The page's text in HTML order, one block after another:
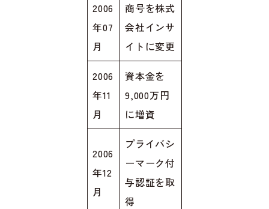
2006
年07
月
商号を株式
会社インサ
イトに変更
2006
年11
月
資本金を
9,000万円
に増資
2006
年12
月
プライバシ
ーマーク付
与認証を取
得